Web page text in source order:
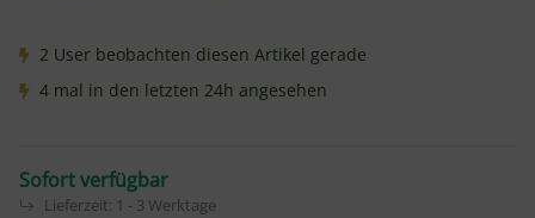
2 User beobachten diesen Artikel gerade
4 mal in den letzten 24h angesehen
Sofort verfügbar
Lieferzeit: 1 - 3 Werktage